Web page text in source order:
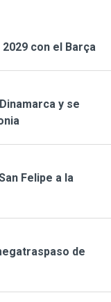
con el Barça
y se
Felipe a la
de